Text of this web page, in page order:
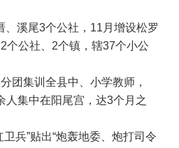
溪尾3个公社，11月增设松罗
个公社、2个镇，辖37个小公
集训全县中、小学教师，
人集中在阳尾宫，达3个月之
兵”贴出“炮轰地委、炮打司令